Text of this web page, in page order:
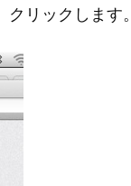
リックします。